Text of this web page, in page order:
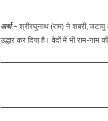
अर्थ – श्रीरघुनाथ (राम) ने शबरी, जटायु
उद्धार कर दिया है। वेदों में भी राम-नाम